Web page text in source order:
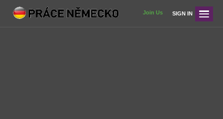
Join Us SIGN IN